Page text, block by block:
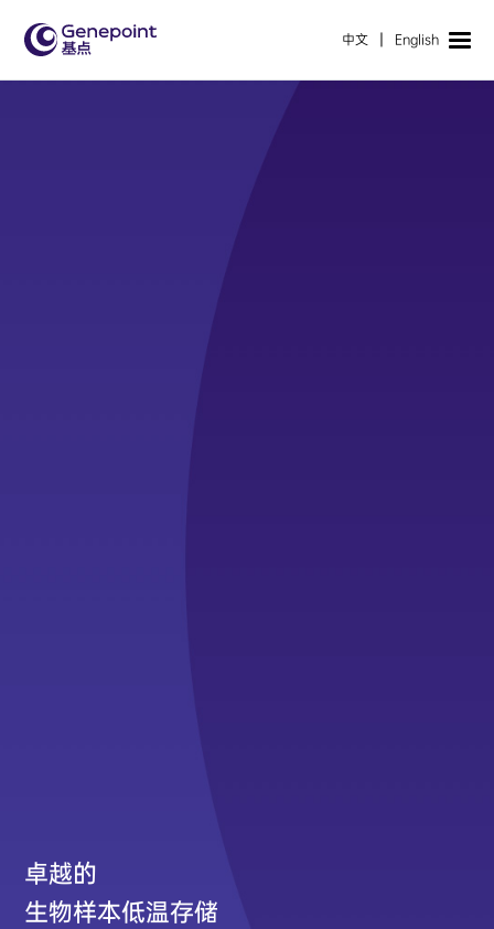
中文 丨 English
卓越的
生物样本低温存储